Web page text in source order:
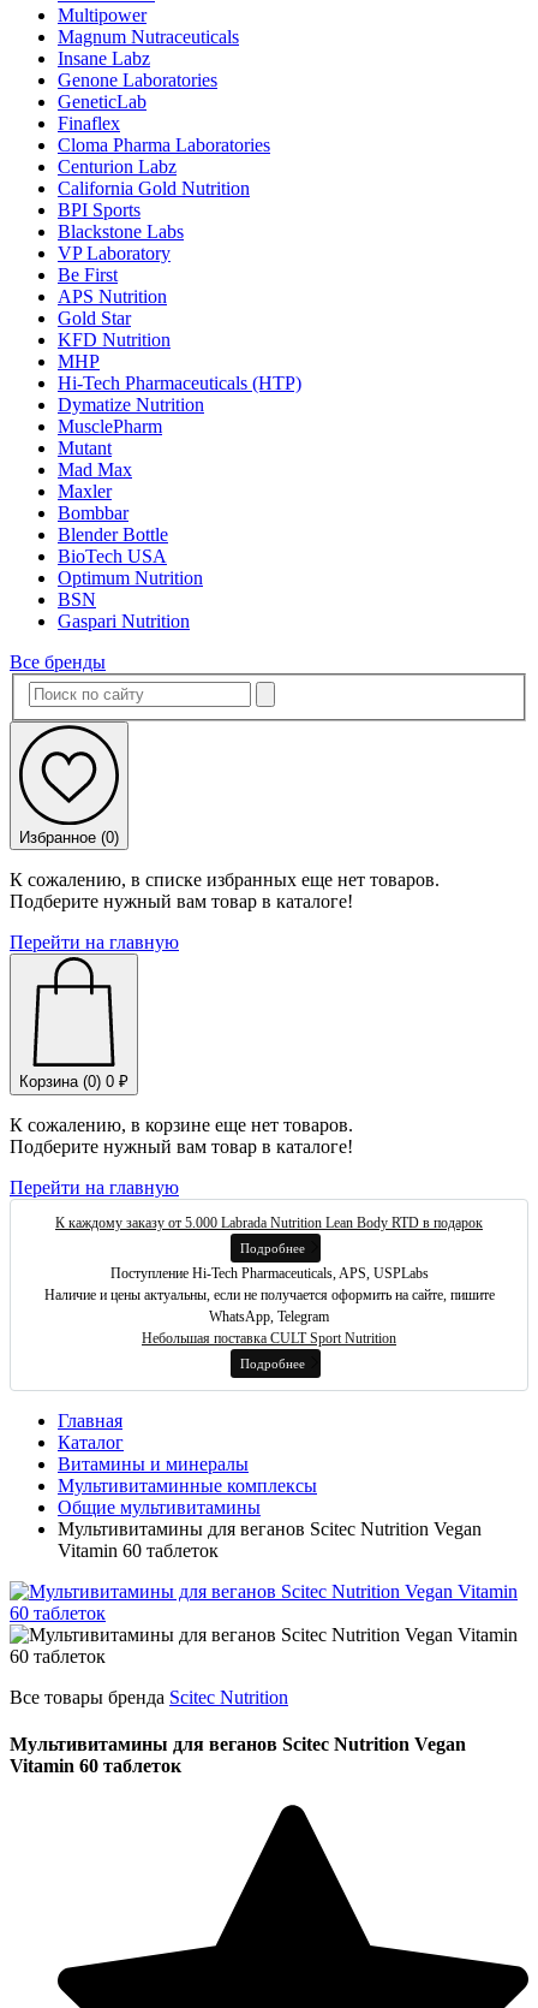
Multipower
Magnum Nutraceuticals
Insane Labz
Genone Laboratories
GeneticLab
Finaflex
Cloma Pharma Laboratories
Centurion Labz
California Gold Nutrition
BPI Sports
Blackstone Labs
VP Laboratory
Be First
APS Nutrition
Gold Star
KFD Nutrition
MHP
Hi-Tech Pharmaceuticals (HTP)
Dymatize Nutrition
MusclePharm
Mutant
Mad Max
Maxler
Bombbar
Blender Bottle
BioTech USA
Optimum Nutrition
BSN
Gaspari Nutrition
Все бренды
Избранное (0)
К сожалению, в списке избранных еще нет товаров.
Подберите нужный вам товар в каталоге!
Перейти на главную
Корзина (0) 0 ₽
К сожалению, в корзине еще нет товаров.
Подберите нужный вам товар в каталоге!
Перейти на главную
К каждому заказу от 5.000 Labrada Nutrition Lean Body RTD в подарок
Подробнее
Поступление Hi-Tech Pharmaceuticals, APS, USPLabs
Наличие и цены актуальны, если не получается оформить на сайте, пишите
WhatsApp, Telegram
Небольшая поставка CULT Sport Nutrition
Подробнее
Главная
Каталог
Витамины и минералы
Мультивитаминные комплексы
Общие мультивитамины
Мультивитамины для веганов Scitec Nutrition Vegan
Vitamin 60 таблеток
Все товары бренда Scitec Nutrition
Мультивитамины для веганов Scitec Nutrition Vegan
Vitamin 60 таблеток